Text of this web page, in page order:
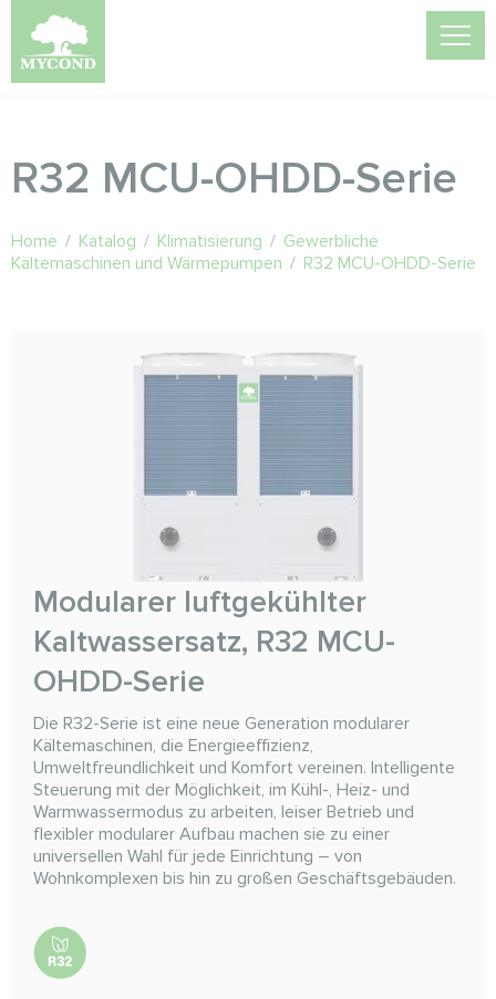
R32 MCU-OHDD-Serie
Home / Katalog / Klimatisierung / Gewerbliche
Kältemaschinen und Wärmepumpen / R32 MCU-OHDD-Serie
Modularer luftgekühlter
Kaltwassersatz, R32 MCU-
OHDD-Serie
Die R32-Serie ist eine neue Generation modularer
Kältemaschinen, die Energieeffizienz,
Umweltfreundlichkeit und Komfort vereinen. Intelligente
Steuerung mit der Möglichkeit, im Kühl-, Heiz- und
Warmwassermodus zu arbeiten, leiser Betrieb und
flexibler modularer Aufbau machen sie zu einer
universellen Wahl für jede Einrichtung – von
Wohnkomplexen bis hin zu großen Geschäftsgebäuden.